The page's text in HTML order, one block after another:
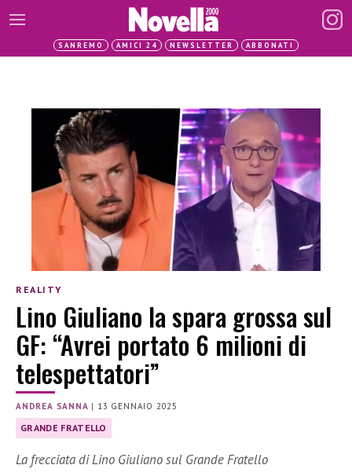
SANREMO AMICI 24 NEWSLETTER ABBONATI
REALITY
Lino Giuliano la spara grossa sul
GF: “Avrei portato 6 milioni di
telespettatori”
ANDREA SANNA | 13 GENNAIO 2025
GRANDE FRATELLO
La frecciata di Lino Giuliano sul Grande Fratello